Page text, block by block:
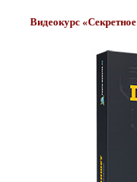
Видеокурс